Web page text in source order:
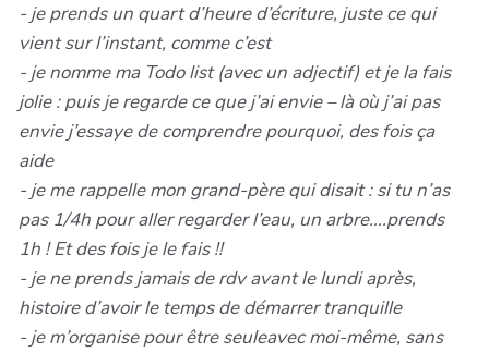
- je prends un quart d’heure d’écriture, juste ce qui
vient sur l’instant, comme c’est
- je nomme ma Todo list (avec un adjectif) et je la fais
jolie : puis je regarde ce que j’ai envie – là où j’ai pas
envie j’essaye de comprendre pourquoi, des fois ça
aide
- je me rappelle mon grand-père qui disait : si tu n’as
pas 1/4h pour aller regarder l’eau, un arbre….prends
1h ! Et des fois je le fais !!
- je ne prends jamais de rdv avant le lundi après,
histoire d’avoir le temps de démarrer tranquille
- je m’organise pour être seuleavec moi-même, sans